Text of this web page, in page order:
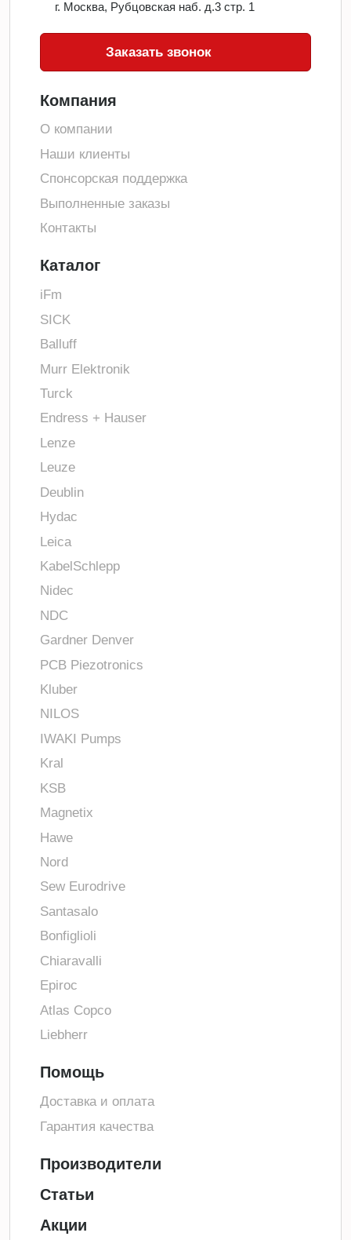
г. Москва, Рубцовская наб. д.3 стр. 1
Заказать звонок
Компания
О компании
Наши клиенты
Спонсорская поддержка
Выполненные заказы
Контакты
Каталог
iFm
SICK
Balluff
Murr Elektronik
Turck
Endress + Hauser
Lenze
Leuze
Deublin
Hydac
Leica
KabelSchlepp
Nidec
NDC
Gardner Denver
PCB Piezotronics
Kluber
NILOS
IWAKI Pumps
Kral
KSB
Magnetix
Hawe
Nord
Sew Eurodrive
Santasalo
Bonfiglioli
Chiaravalli
Epiroc
Atlas Copco
Liebherr
Помощь
Доставка и оплата
Гарантия качества
Производители
Статьи
Акции